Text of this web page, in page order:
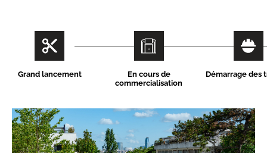
Grand lancement
En cours de
commercialisation
Démarrage des